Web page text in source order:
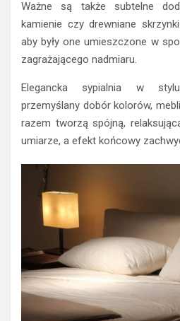
Ważne są także subtelne
kamienie czy drewniane
aby były one umieszczone w
zagrażającego nadmiaru.
Elegancka sypialnia w
przemyślany dobór kolorów,
razem tworzą spójną,
umiarze, a efekt końcowy